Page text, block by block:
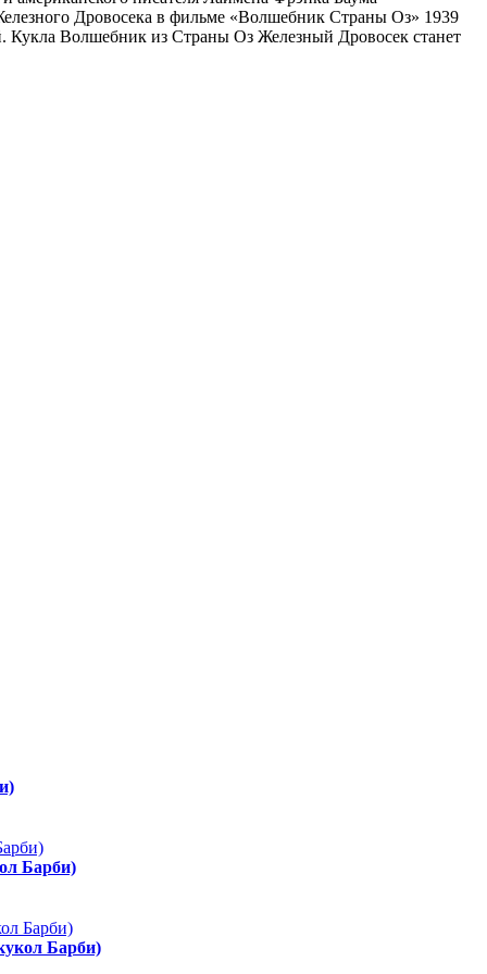
Дровосека в фильме «Волшебник Страны Оз» 1939
Кукла Волшебник из Страны Оз Железный Дровосек станет
Барби)
Барби)